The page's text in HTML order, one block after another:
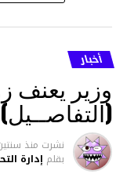
أخبار
وزير يعنف
(التفاصــيل)
نشرت منذ
بقلم إدارة